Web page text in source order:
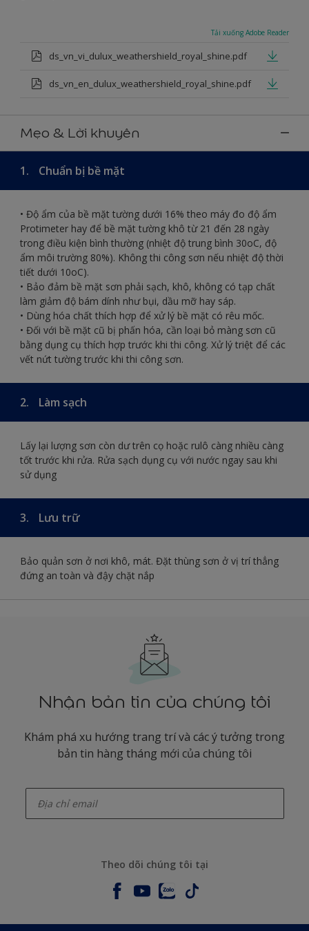
Tải xuống Adobe Reader
ds_vn_vi_dulux_weathershield_royal_shine.pdf
ds_vn_en_dulux_weathershield_royal_shine.pdf
Mẹo & Lời khuyên
1. Chuẩn bị bề mặt
• Độ ẩm của bề mặt tường dưới 16% theo máy đo độ ẩm
Protimeter hay để bề mặt tường khô từ 21 đến 28 ngày
trong điều kiện bình thường (nhiệt độ trung bình 30oC, độ
ẩm môi trường 80%). Không thi công sơn nếu nhiệt độ thời
tiết dưới 10oC).
• Bảo đảm bề mặt sơn phải sạch, khô, không có tạp chất
làm giảm độ bám dính như bụi, dầu mỡ hay sáp.
• Dùng hóa chất thích hợp để xử lý bề mặt có rêu mốc.
• Đối với bề mặt cũ bị phấn hóa, cần loại bỏ màng sơn cũ
bằng dụng cụ thích hợp trước khi thi công. Xử lý triệt để các
vết nứt tường trước khi thi công sơn.
2. Làm sạch
Lấy lại lượng sơn còn dư trên cọ hoặc rulô càng nhiều càng
tốt trước khi rửa. Rửa sạch dụng cụ với nước ngay sau khi
sử dụng
3. Lưu trữ
Bảo quản sơn ở nơi khô, mát. Đặt thùng sơn ở vị trí thẳng
đứng an toàn và đậy chặt nắp
Nhận bản tin của chúng tôi
Khám phá xu hướng trang trí và các ý tưởng trong
bản tin hàng tháng mới của chúng tôi
Theo dõi chúng tôi tại